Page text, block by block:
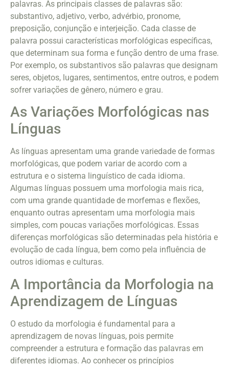
palavras. As principais classes de palavras são:
substantivo, adjetivo, verbo, advérbio, pronome,
preposição, conjunção e interjeição. Cada classe de
palavra possui características morfológicas específicas,
que determinam sua forma e função dentro de uma frase.
Por exemplo, os substantivos são palavras que designam
seres, objetos, lugares, sentimentos, entre outros, e podem
sofrer variações de gênero, número e grau.
As Variações Morfológicas nas
Línguas
As línguas apresentam uma grande variedade de formas
morfológicas, que podem variar de acordo com a
estrutura e o sistema linguístico de cada idioma.
Algumas línguas possuem uma morfologia mais rica,
com uma grande quantidade de morfemas e flexões,
enquanto outras apresentam uma morfologia mais
simples, com poucas variações morfológicas. Essas
diferenças morfológicas são determinadas pela história e
evolução de cada língua, bem como pela influência de
outros idiomas e culturas.
A Importância da Morfologia na
Aprendizagem de Línguas
O estudo da morfologia é fundamental para a
aprendizagem de novas línguas, pois permite
compreender a estrutura e formação das palavras em
diferentes idiomas. Ao conhecer os princípios